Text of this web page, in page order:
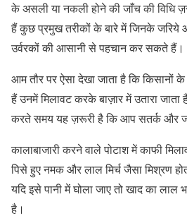
के असली या नकली होने की जाँच की विधि
हैं कुछ प्रमुख तरीकों के बारे में जिनके जरिये
उर्वरकों की आसानी से पहचान कर सकते हैं।
आम तौर पर ऐसा देखा जाता है कि किसानों
हैं उनमें मिलावट करके बाज़ार में उतारा जाता
करते समय यह ज़रूरी है कि आप सतर्क और
कालाबाजारी करने वाले पोटाश में काफी
पिसे हुए नमक और लाल मिर्च जैसा मिश्रण
यदि इसे पानी में घोला जाए तो खाद का लाल
है।